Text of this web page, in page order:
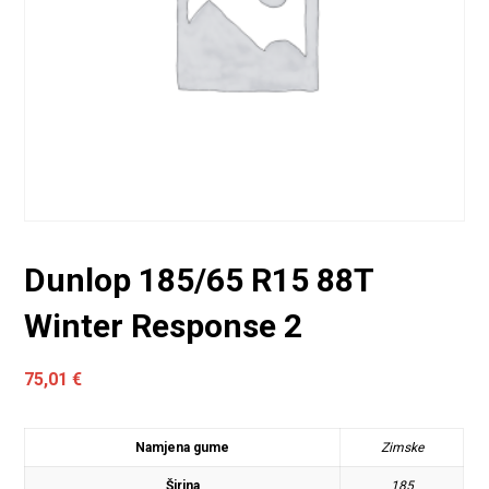
Dunlop 185/65 R15 88T
Winter Response 2
75,01€
Namjena gume Zimske
Širina 185